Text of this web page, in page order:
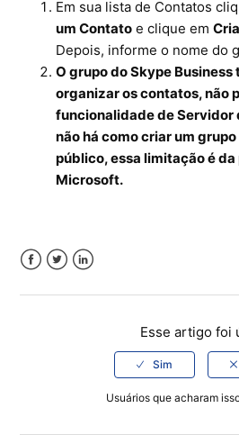
Backup
Skybox
Citrix XenServer Agent
Microsoft 365
Segurança
Interno - Cloud Interno
Interno - CloudStack
Em sua lista de Contatos
um Contato e clique em
Depois, informe o nome do
O grupo do Skype
organizar os contatos, não
funcionalidade de Servidor
não há como criar um
público, essa limitação é
Microsoft.
Esse artigo foi
Usuários que acharam